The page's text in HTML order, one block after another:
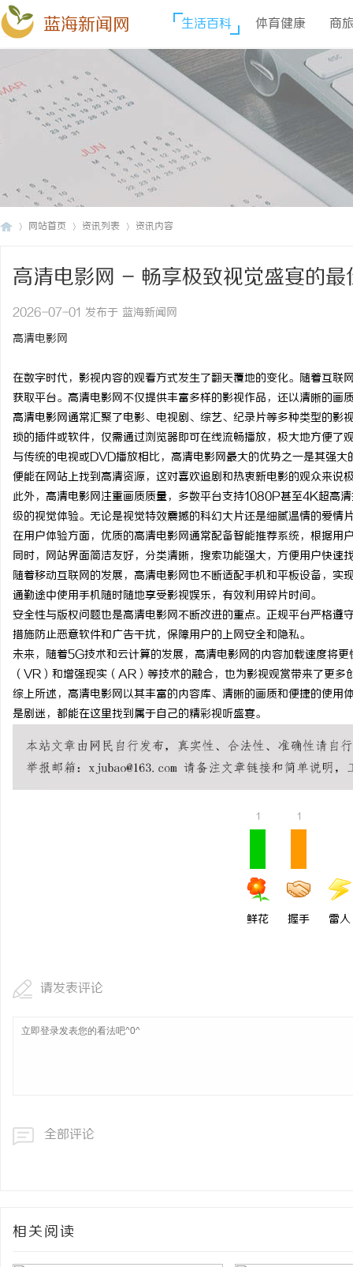
蓝海新闻网 生活百科 体育健康 商
网站首页 资讯列表 资讯内容
高清电影网 - 畅享极致视觉盛宴的最
2026-07-01 发布于 蓝海新闻网
高清电影网
在数字时代，影视内容的观看方式发生了翻天覆地的变化。随着互
获取平台。高清电影网不仅提供丰富多样的影视作品，还以清晰的画
高清电影网通常汇聚了电影、电视剧、综艺、纪录片等多种类型的
琐的插件或软件，仅需通过浏览器即可在线流畅播放，极大地方便了
与传统的电视或DVD播放相比，高清电影网最大的优势之一是其强
便能在网站上找到高清资源，这对喜欢追剧和热衷新电影的观众来说
此外，高清电影网注重画质质量，多数平台支持1080P甚至4K超高
级的视觉体验。无论是视觉特效震撼的科幻大片还是细腻温情的爱情
在用户体验方面，优质的高清电影网通常配备智能推荐系统，根据
同时，网站界面简洁友好，分类清晰，搜索功能强大，方便用户快速
随着移动互联网的发展，高清电影网也不断适配手机和平板设备，
通勤途中使用手机随时随地享受影视娱乐，有效利用碎片时间。
安全性与版权问题也是高清电影网不断改进的重点。正规平台严格
措施防止恶意软件和广告干扰，保障用户的上网安全和隐私。
未来，随着5G技术和云计算的发展，高清电影网的内容加载速度将
（VR）和增强现实（AR）等技术的融合，也为影视观赏带来了更多
综上所述，高清电影网以其丰富的内容库、清晰的画质和便捷的使
是剧迷，都能在这里找到属于自己的精彩视听盛宴。
1
鲜花
1
握手 雷人
请发表评论
全部评论
相关阅读
次元相融，机甲随行！
焕新登场